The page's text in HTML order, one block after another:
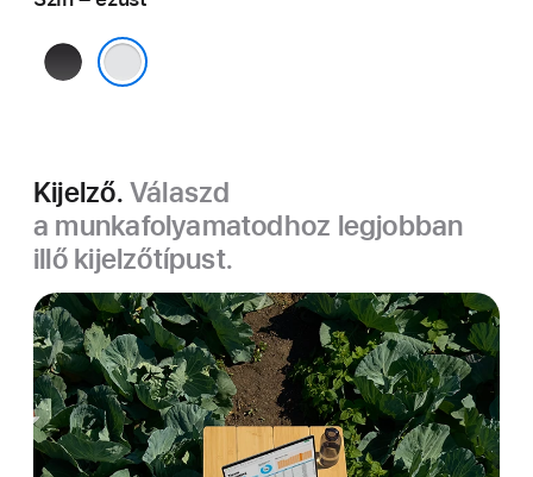
asztrofekete
Kijelző. Válaszd
a munkafolyamatodhoz legjobban
illő kijelzőtípust.